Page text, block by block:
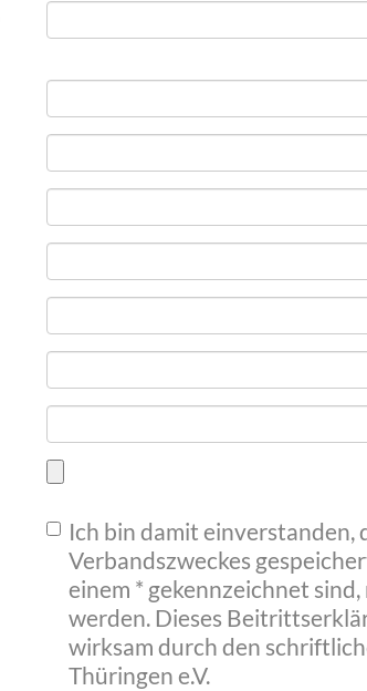
Ich bin damit einverstanden,
Verbandszweckes
einem * gekennzeichnet
werden. Dieses
wirksam durch den
Thüringen e.V.